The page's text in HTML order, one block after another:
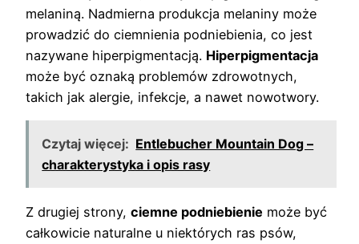
melaniną. Nadmierna produkcja melaniny może
prowadzić do ciemnienia podniebienia, co jest
nazywane hiperpigmentacją. Hiperpigmentacja
może być oznaką problemów zdrowotnych,
takich jak alergie, infekcje, a nawet nowotwory.
Czytaj więcej: Entlebucher Mountain Dog –
charakterystyka i opis rasy
Z drugiej strony, ciemne podniebienie może być
całkowicie naturalne u niektórych ras psów,